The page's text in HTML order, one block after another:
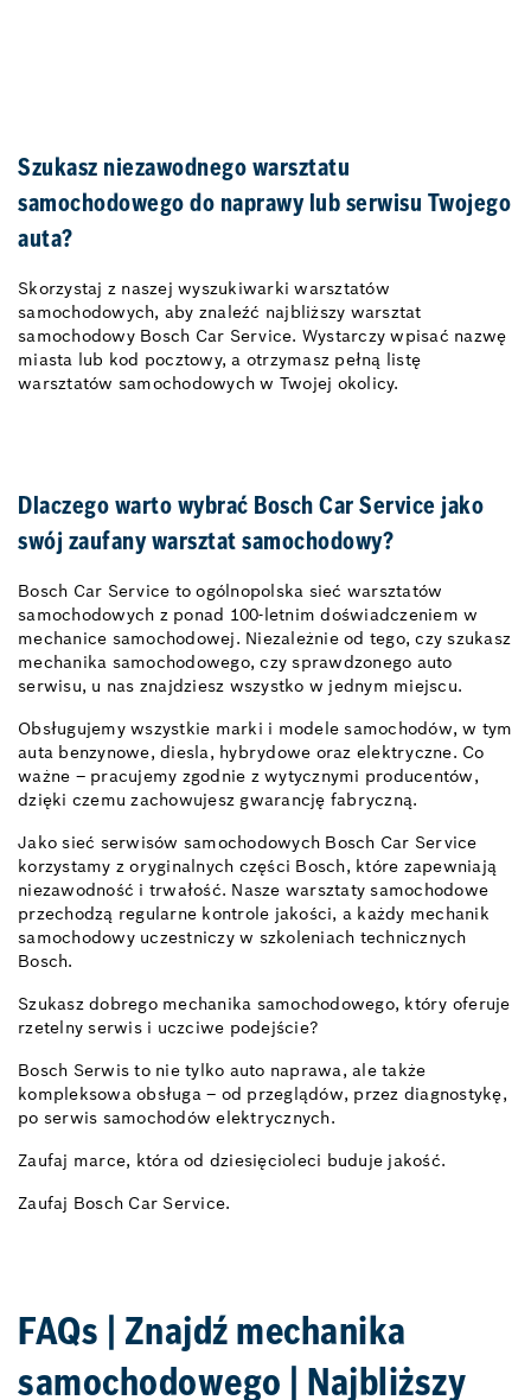
Szukasz niezawodnego warsztatu
samochodowego do naprawy lub serwisu Twojego
auta?
Skorzystaj z naszej wyszukiwarki warsztatów
samochodowych, aby znaleźć najbliższy warsztat
samochodowy Bosch Car Service. Wystarczy wpisać nazwę
miasta lub kod pocztowy, a otrzymasz pełną listę
warsztatów samochodowych w Twojej okolicy.
Dlaczego warto wybrać Bosch Car Service jako
swój zaufany warsztat samochodowy?
Bosch Car Service to ogólnopolska sieć warsztatów
samochodowych z ponad 100-letnim doświadczeniem w
mechanice samochodowej. Niezależnie od tego, czy szukasz
mechanika samochodowego, czy sprawdzonego auto
serwisu, u nas znajdziesz wszystko w jednym miejscu.
Obsługujemy wszystkie marki i modele samochodów, w tym
auta benzynowe, diesla, hybrydowe oraz elektryczne. Co
ważne – pracujemy zgodnie z wytycznymi producentów,
dzięki czemu zachowujesz gwarancję fabryczną.
Jako sieć serwisów samochodowych Bosch Car Service
korzystamy z oryginalnych części Bosch, które zapewniają
niezawodność i trwałość. Nasze warsztaty samochodowe
przechodzą regularne kontrole jakości, a każdy mechanik
samochodowy uczestniczy w szkoleniach technicznych
Bosch.
Szukasz dobrego mechanika samochodowego, który oferuje
rzetelny serwis i uczciwe podejście?
Bosch Serwis to nie tylko auto naprawa, ale także
kompleksowa obsługa – od przeglądów, przez diagnostykę,
po serwis samochodów elektrycznych.
Zaufaj marce, która od dziesięcioleci buduje jakość.
Zaufaj Bosch Car Service.
FAQs | Znajdź mechanika
samochodowego | Najbliższy